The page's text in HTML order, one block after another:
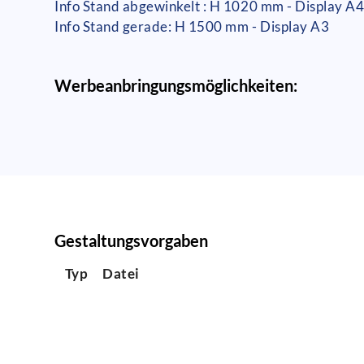
Info Stand abgewinkelt : H 1020 mm - Display A4
Info Stand gerade: H 1500 mm - Display A3
Werbeanbringungsmöglichkeiten:
Gestaltungsvorgaben
Typ Datei